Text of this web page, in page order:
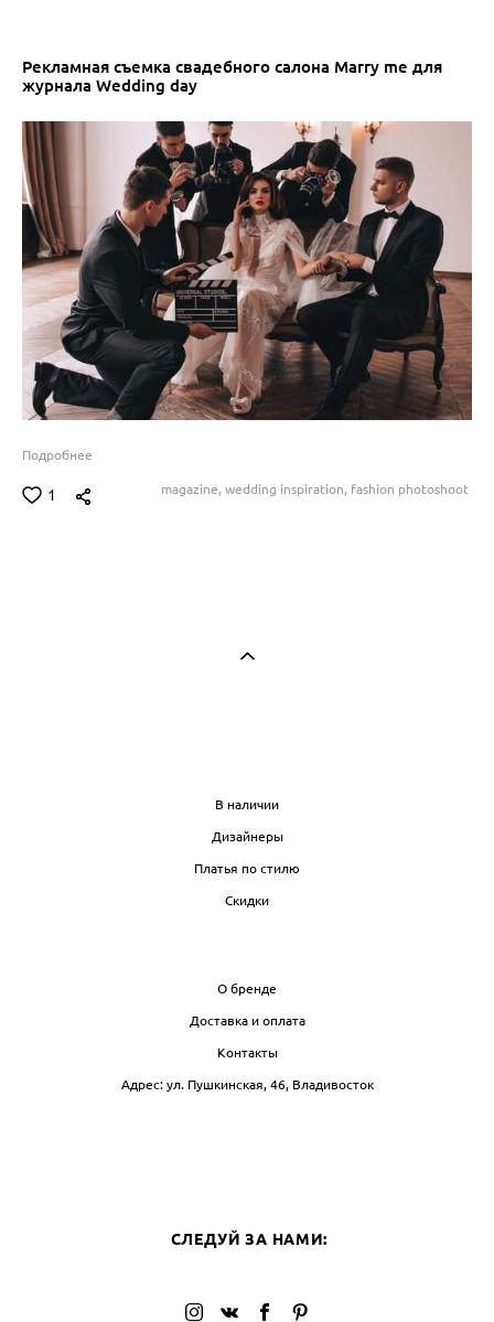
Рекламная съемка свадебного салона Marry me для
журнала Wedding day
Подробнее
1 magazine, wedding inspiration, fashion photoshoot
В наличии
Дизайнеры
Платья по стилю
Скидки
О бренде
Доставка и оплата
Контакты
Адрес: ул. Пушкинская, 46, Владивосток
СЛЕДУЙ ЗА НАМИ: